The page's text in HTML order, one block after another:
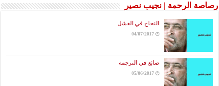
رصاصة الرحمة | نجيب نصير
النجاح في الفشل
04/07/2017
ضائع في الترجمة
05/06/2017